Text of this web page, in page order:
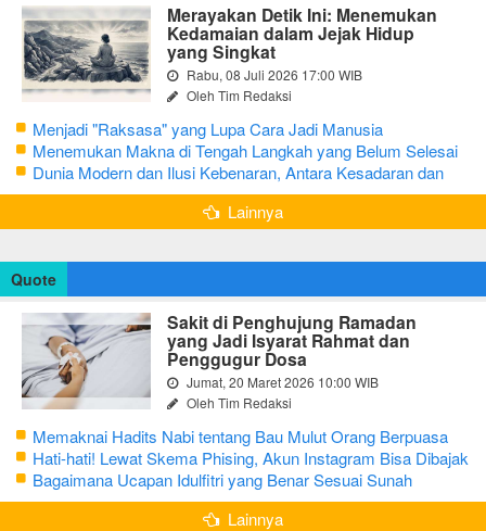
Merayakan Detik Ini: Menemukan
Kedamaian dalam Jejak Hidup
yang Singkat
Rabu, 08 Juli 2026 17:00 WIB
Oleh Tim Redaksi
Menjadi "Raksasa" yang Lupa Cara Jadi Manusia
Menemukan Makna di Tengah Langkah yang Belum Selesai
Dunia Modern dan Ilusi Kebenaran, Antara Kesadaran dan
terjebak Tipu Daya
Lainnya
Quote
Sakit di Penghujung Ramadan
yang Jadi Isyarat Rahmat dan
Penggugur Dosa
Jumat, 20 Maret 2026 10:00 WIB
Oleh Tim Redaksi
Memaknai Hadits Nabi tentang Bau Mulut Orang Berpuasa
Secara Bijak Agar Tidak Menggangu
Hati-hati! Lewat Skema Phising, Akun Instagram Bisa Dibajak
Kurang dari 3 Menit
Bagaimana Ucapan Idulfitri yang Benar Sesuai Sunah
Rasulullah
Lainnya